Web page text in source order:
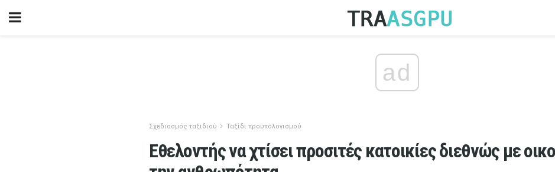
ad
Σχεδιασμός ταξιδιού Ταξίδι προϋπολογισμού
Εθελοντής να χτίσει προσιτές κατοικίες διεθνώς με